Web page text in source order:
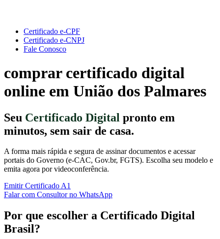
Certificado e-CPF
Certificado e-CNPJ
Fale Conosco
comprar certificado digital
online em União dos Palmares
Seu Certificado Digital pronto em
minutos, sem sair de casa.
A forma mais rápida e segura de assinar documentos e acessar
portais do Governo (e-CAC, Gov.br, FGTS). Escolha seu modelo e
emita agora por videoconferência.
Emitir Certificado A1
Falar com Consultor no WhatsApp
Por que escolher a Certificado Digital
Brasil?